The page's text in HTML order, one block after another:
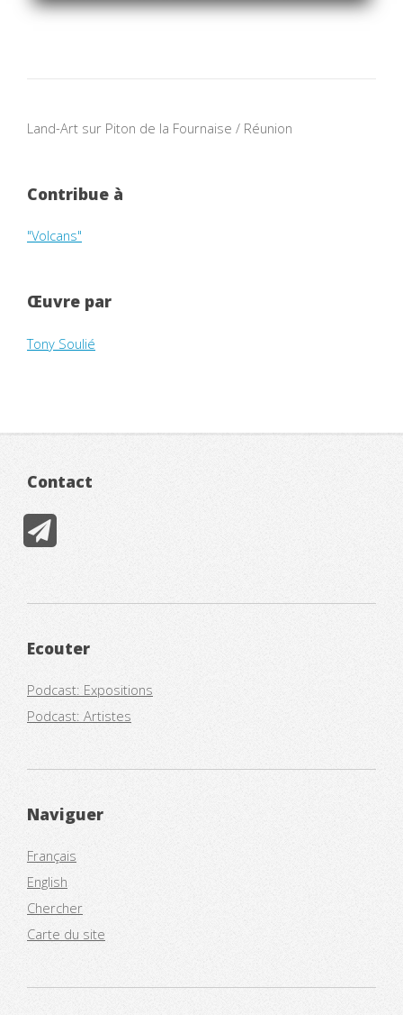
Land-Art sur Piton de la Fournaise / Réunion
Contribue à
"Volcans"
Œuvre par
Tony Soulié
Contact
Ecouter
Podcast: Expositions
Podcast: Artistes
Naviguer
Français
English
Chercher
Carte du site